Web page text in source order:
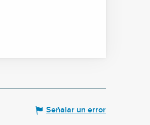
Señalar un error